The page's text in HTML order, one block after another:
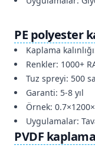
PE polyester
Kaplama
Renkler: 1000+
Tuz spreyi: 500
Garanti: 5-8 yıl
Örnek:
Uygulamalar:
PVDF